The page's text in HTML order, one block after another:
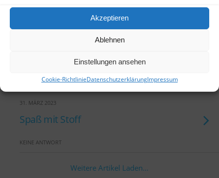
Akzeptieren
Ablehnen
Einstellungen ansehen
Cookie-RichtlinieDatenschutzerklärungImpressum
Café Rosarot im Hof des
KEINE ANTWORT
31. MÄRZ 2023
Spaß mit Stoff
KEINE ANTWORT
Weitere Artikel Laden…